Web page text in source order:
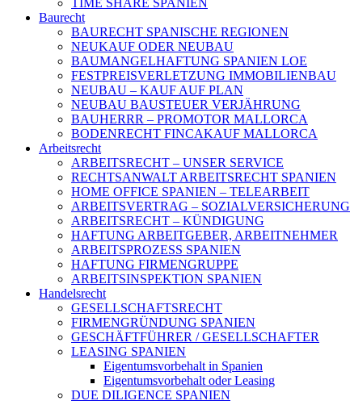
TIME SHARE SPANIEN
Baurecht
BAURECHT SPANISCHE REGIONEN
NEUKAUF ODER NEUBAU
BAUMANGELHAFTUNG SPANIEN LOE
FESTPREISVERLETZUNG IMMOBILIENBAU
NEUBAU – KAUF AUF PLAN
NEUBAU BAUSTEUER VERJÄHRUNG
BAUHERRR – PROMOTOR MALLORCA
BODENRECHT FINCAKAUF MALLORCA
Arbeitsrecht
ARBEITSRECHT – UNSER SERVICE
RECHTSANWALT ARBEITSRECHT SPANIEN
HOME OFFICE SPANIEN – TELEARBEIT
ARBEITSVERTRAG – SOZIALVERSICHERUNG
ARBEITSRECHT – KÜNDIGUNG
HAFTUNG ARBEITGEBER, ARBEITNEHMER
ARBEITSPROZESS SPANIEN
HAFTUNG FIRMENGRUPPE
ARBEITSINSPEKTION SPANIEN
Handelsrecht
GESELLSCHAFTSRECHT
FIRMENGRÜNDUNG SPANIEN
GESCHÄFTFÜHRER / GESELLSCHAFTER
LEASING SPANIEN
Eigentumsvorbehalt in Spanien
Eigentumsvorbehalt oder Leasing
DUE DILIGENCE SPANIEN